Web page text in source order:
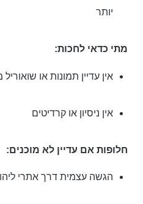
יותר
מתי כדאי לחכות:
אין עדיין תמונות או שואוריל
אין ניסיון או קרדיטים
חלופות אם עדיין לא מוכנים:
הגשה עצמית דרך אתרי